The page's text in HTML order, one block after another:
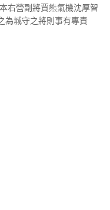
右營副將賈熊氣機沈厚智
為城守之將則事有專責